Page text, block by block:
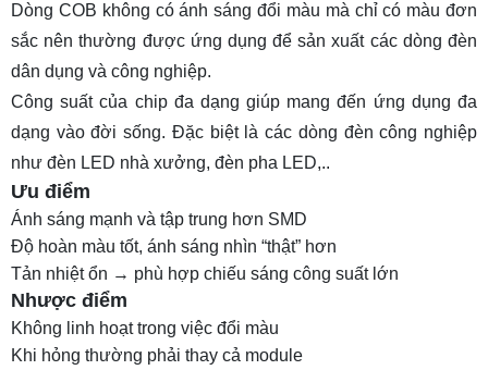
Dòng COB không có ánh sáng đổi màu mà chỉ có màu đơn
sắc nên thường được ứng dụng để sản xuất các dòng đèn
dân dụng và công nghiệp.
Công suất của chip đa dạng giúp mang đến ứng dụng đa
dạng vào đời sống. Đặc biệt là các dòng đèn công nghiệp
như đèn LED nhà xưởng, đèn pha LED,..
Ưu điểm
Ánh sáng mạnh và tập trung hơn SMD
Độ hoàn màu tốt, ánh sáng nhìn “thật” hơn
Tản nhiệt ổn → phù hợp chiếu sáng công suất lớn
Nhược điểm
Không linh hoạt trong việc đổi màu
Khi hỏng thường phải thay cả module